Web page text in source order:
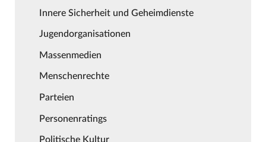
Innere Sicherheit und Geheimdienste
Jugendorganisationen
Massenmedien
Menschenrechte
Parteien
Personenratings
Politische Kultur